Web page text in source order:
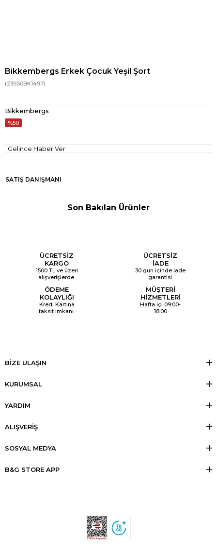
Bikkembergs Erkek Çocuk Yeşil Şort
(23SS0BK1497)
Bikkembergs
50
Gelince Haber Ver
SATIŞ DANIŞMANI
Son Bakılan Ürünler
ÜCRETSİZ
KARGO
1500 TL ve üzeri
alışverişlerde.
ÜCRETSİZ
İADE
30 gün içinde iade
garantisi.
ÖDEME
KOLAYLIĞI
Kredi Kartına
taksit imkanı.
MÜŞTERİ
HİZMETLERİ
Hafta içi 09:00-
18:00
BİZE ULAŞIN
KURUMSAL
YARDIM
ALIŞVERİŞ
SOSYAL MEDYA
B&G STORE APP